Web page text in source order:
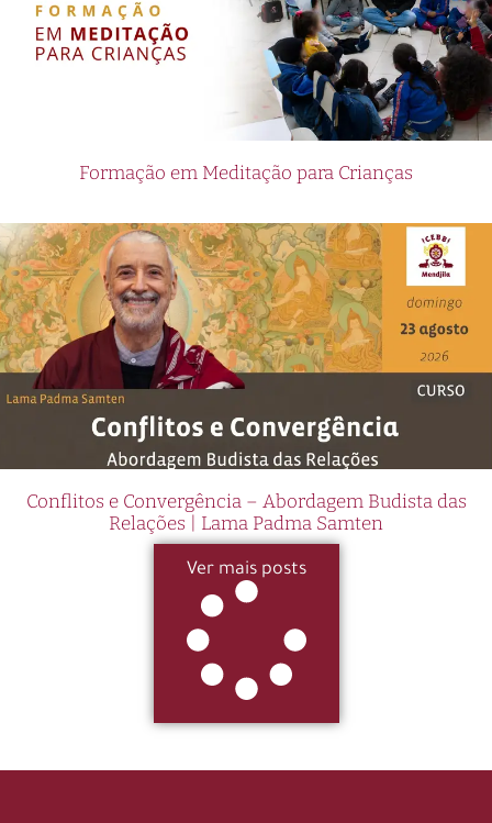
Formação em Meditação para Crianças
Conflitos e Convergência – Abordagem Budista das
Relações | Lama Padma Samten
Ver mais posts